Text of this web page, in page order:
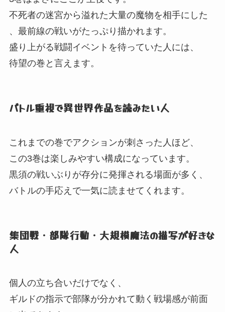
不死者の迷宮から溢れた大量の魔物を相手にした
、 最前線の戦いがたっぷり描かれます。
盛り上がる戦闘イベントを待っていた人には、
待望の巻と言えます。
バトル重視で異世界作品を読みたい人
これまでの巻でアクションが刺さった人ほど、
この3巻は楽しみやすい構成になっています。
黒須の戦いぶりが存分に発揮される場面が多く、
バトルの手応えで一気に読ませてくれます。
集団戦・部隊行動・大規模魔法の描写が好きな
人
個人の立ち合いだけでなく、
ギルドの指示で部隊が分かれて動く戦場感が前面